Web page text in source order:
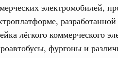
электромобилей,
лёгкого коммерческого
фургоны и
промышленной политики
Ярославскую
субъектов Федерации.